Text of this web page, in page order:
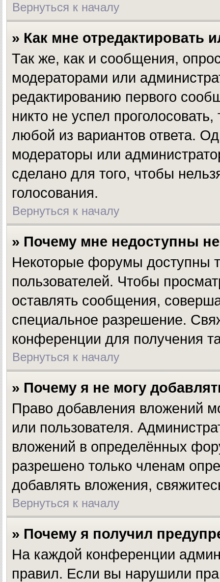
Вернуться к началу
» Как мне отредактировать
Так же, как и сообщения,
модераторами или
редактированию первого
никто не успел
любой из вариантов ответа.
модераторы или
сделано для того, чтобы
голосования.
Вернуться к началу
» Почему мне недоступны
Некоторые форумы доступны
пользователей. Чтобы
оставлять сообщения,
специальное разрешение.
конференции для получения
Вернуться к началу
» Почему я не могу
Право добавления вложений
или пользователя.
вложений в определённых
разрешено только членам
добавлять вложения,
Вернуться к началу
» Почему я получил
На каждой конференции
правил. Если вы нарушили